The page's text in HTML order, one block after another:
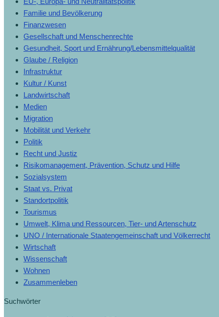
Familie und Bevölkerung
Finanzwesen
Gesellschaft und Menschenrechte
Gesundheit, Sport und Ernährung/Lebensmittelqualität
Glaube / Religion
Infrastruktur
Kultur / Kunst
Landwirtschaft
Medien
Migration
Mobilität und Verkehr
Politik
Recht und Justiz
Risikomanagement, Prävention, Schutz und Hilfe
Sozialsystem
Staat vs. Privat
Standortpolitik
Tourismus
Umwelt, Klima und Ressourcen, Tier- und Artenschutz
UNO / Internationale Staatengemeinschaft und Völkerrecht
Wirtschaft
Wissenschaft
Wohnen
Zusammenleben
Suchwörter